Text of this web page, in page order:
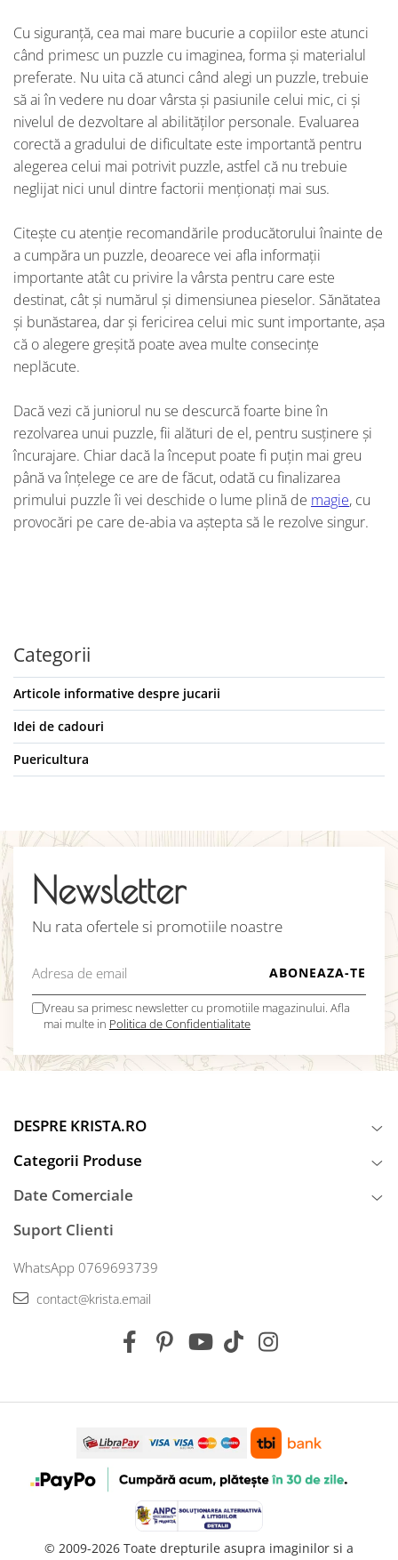
Cu siguranță, cea mai mare bucurie a copiilor este atunci
când primesc un puzzle cu imaginea, forma și materialul
preferate. Nu uita că atunci când alegi un puzzle, trebuie
să ai în vedere nu doar vârsta și pasiunile celui mic, ci și
nivelul de dezvoltare al abilităților personale. Evaluarea
corectă a gradului de dificultate este importantă pentru
alegerea celui mai potrivit puzzle, astfel că nu trebuie
neglijat nici unul dintre factorii menționați mai sus.
Citește cu atenție recomandările producătorului înainte de
a cumpăra un puzzle, deoarece vei afla informații
importante atât cu privire la vârsta pentru care este
destinat, cât și numărul și dimensiunea pieselor. Sănătatea
și bunăstarea, dar și fericirea celui mic sunt importante, așa
că o alegere greșită poate avea multe consecințe
neplăcute.
Dacă vezi că juniorul nu se descurcă foarte bine în
rezolvarea unui puzzle, fii alături de el, pentru susținere și
încurajare. Chiar dacă la început poate fi puțin mai greu
până va înțelege ce are de făcut, odată cu finalizarea
primului puzzle îi vei deschide o lume plină de magie, cu
provocări pe care de-abia va aștepta să le rezolve singur.
Categorii
Articole informative despre jucarii
Idei de cadouri
Puericultura
Newsletter
Nu rata ofertele si promotiile noastre
Vreau sa primesc newsletter cu promotiile magazinului. Afla
mai multe in Politica de Confidentialitate
DESPRE KRISTA.RO
Categorii Produse
Date Comerciale
Suport Clienti
WhatsApp 0769693739
contact@krista.email
© 2009-2026 Toate drepturile asupra imaginilor si a